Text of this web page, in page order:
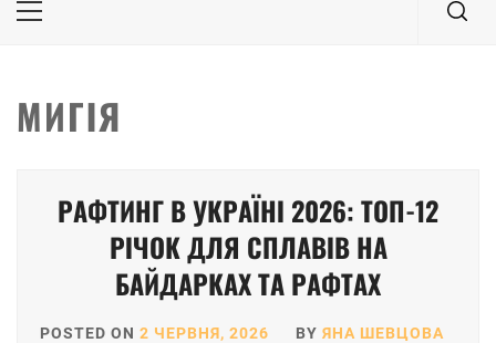
Primary
МИГІЯ
РАФТИНГ В УКРАЇНІ 2026: ТОП-12
РІЧОК ДЛЯ СПЛАВІВ НА
БАЙДАРКАХ ТА РАФТАХ
POSTED ON 2 ЧЕРВНЯ, 2026 BY ЯНА ШЕВЦОВА